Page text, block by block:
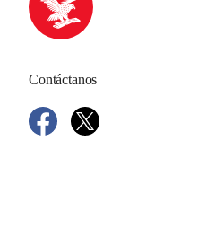
Contáctanos